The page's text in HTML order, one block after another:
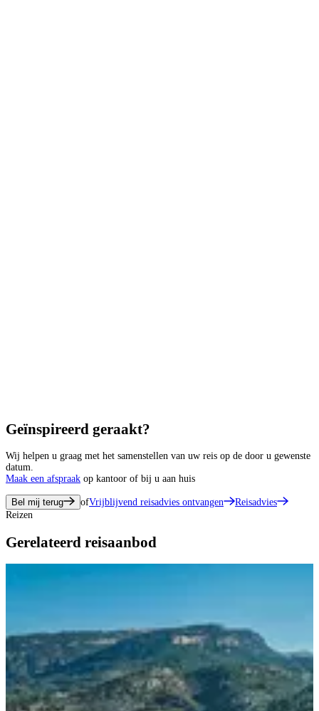
Geïnspireerd geraakt?
Wij helpen u graag met het samenstellen van uw reis op de door u gewenste
datum.
Maak een afspraak op kantoor of bij u aan huis
Bel mij terug ofVrijblijvend reisadvies ontvangen
Reisadvies
Reizen
Gerelateerd reisaanbod